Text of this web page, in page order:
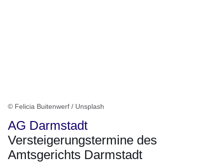
© Felicia Buitenwerf / Unsplash
AG Darmstadt
Versteigerungstermine des
Amtsgerichts Darmstadt